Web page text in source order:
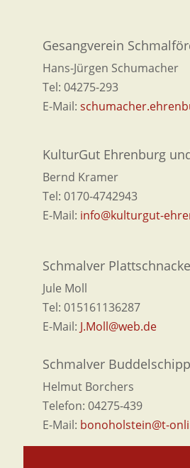
Gesangverein
Hans-Jürgen Schumacher
Tel: 04275-293
E-Mail:
KulturGut Ehrenburg
Bernd Kramer
Tel: 0170-4742943
E-Mail: info@kulturgut-
Schmalver
Jule Moll
Tel: 015161136287
E-Mail: J.Moll@web.de
Schmalver
Helmut Borchers
Telefon: 04275-439
E-Mail: bonoholstein@t-